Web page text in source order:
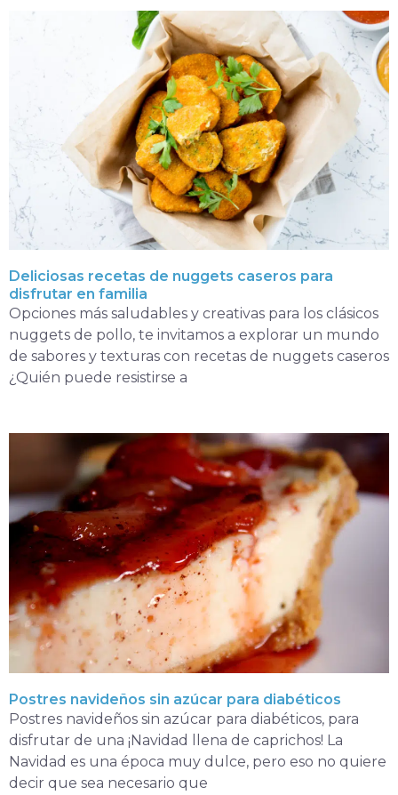
Deliciosas recetas de nuggets caseros para
disfrutar en familia
Opciones más saludables y creativas para los clásicos
nuggets de pollo, te invitamos a explorar un mundo
de sabores y texturas con recetas de nuggets caseros
¿Quién puede resistirse a
Postres navideños sin azúcar para diabéticos
Postres navideños sin azúcar para diabéticos, para
disfrutar de una ¡Navidad llena de caprichos! La
Navidad es una época muy dulce, pero eso no quiere
decir que sea necesario que